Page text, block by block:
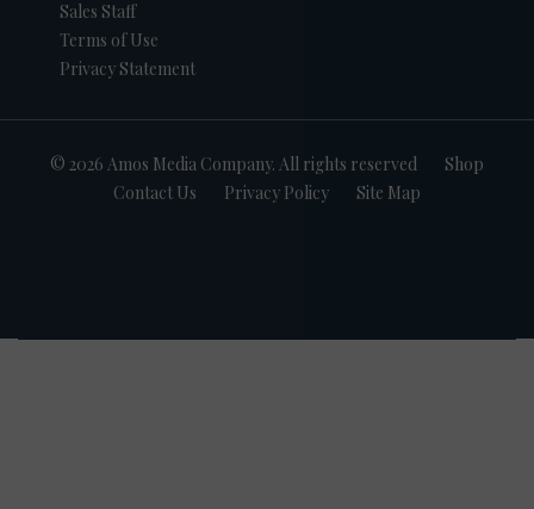
Sales Staff
Terms of Use
Privacy Statement
© 2026 Amos Media Company. All rights reserved
Shop
Contact Us
Privacy Policy Site Map